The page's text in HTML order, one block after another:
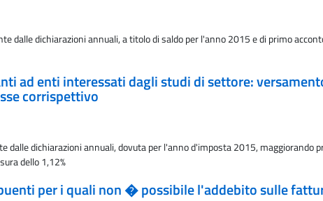
dichiarazioni annuali, a titolo di saldo per l'anno 2015 e di primo
ad enti interessati dagli studi di settore:
corrispettivo
dichiarazioni annuali, dovuta per l'anno d'imposta 2015, maggiorando
dello 1,12%
per i quali non � possibile l'addebito sulle